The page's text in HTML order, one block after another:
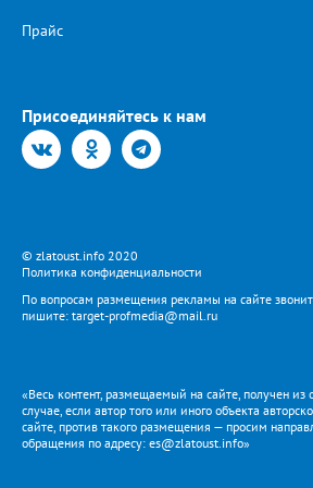
Прайс
Присоединяйтесь к нам
© zlatoust.info 2020
Политика конфиденциальности
По вопросам размещения рекламы на сайте
пишите: target-profmedia@mail.ru
«Весь контент, размещаемый на сайте, получен из
случае, если автор того или иного объекта
сайте, против такого размещения — просим
обращения по адресу: es@zlatoust.info»